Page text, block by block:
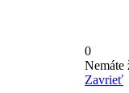
0
Nemáte
Zavrieť